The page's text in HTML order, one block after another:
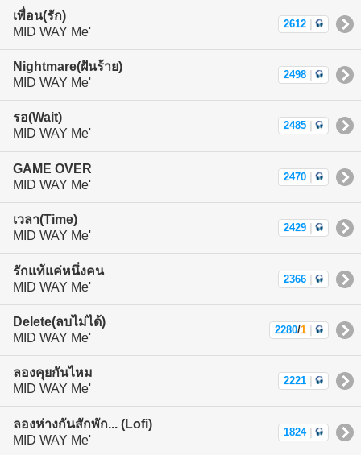
เพื่อน(รัก)
MID WAY Me'
2612
Nightmare(ฝันร้าย)
MID WAY Me'
2498
รอ(Wait)
MID WAY Me'
2485
GAME OVER
MID WAY Me'
2470
เวลา(Time)
MID WAY Me'
2429
รักแท้แค่หนึ่งคน
MID WAY Me'
2366
Delete(ลบไม่ได้)
MID WAY Me'
2280/1
ลองคุยกันไหม
MID WAY Me'
2221
ลองห่างกันสักพัก... (Lofi)
MID WAY Me'
1824